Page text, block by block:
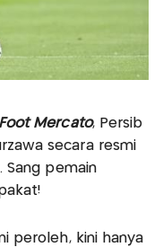
Foot Mercato, Persib
secara resmi
Sang pemain
peroleh, kini hanya